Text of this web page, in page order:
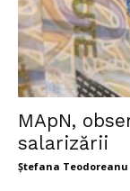
MApN,
salarizării
Ștefana Teodoreanu